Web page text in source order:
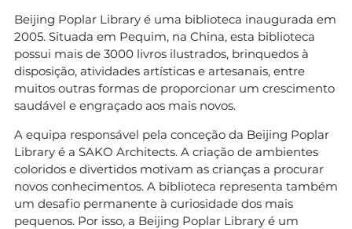
Beijing Poplar Library é uma biblioteca inaugurada em
2005. Situada em Pequim, na China, esta biblioteca
possui mais de 3000 livros ilustrados, brinquedos à
disposição, atividades artísticas e artesanais, entre
muitos outras formas de proporcionar um crescimento
saudável e engraçado aos mais novos.
A equipa responsável pela conceção da Beijing Poplar
Library é a SAKO Architects. A criação de ambientes
coloridos e divertidos motivam as crianças a procurar
novos conhecimentos. A biblioteca representa também
um desafio permanente à curiosidade dos mais
pequenos. Por isso, a Beijing Poplar Library é um